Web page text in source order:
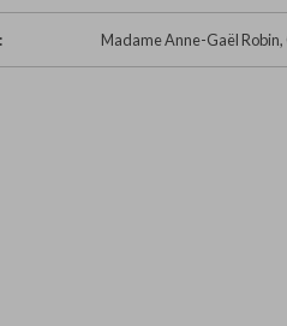
Madame Anne-Gaël